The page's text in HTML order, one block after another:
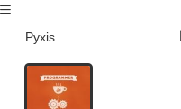
Pyxis